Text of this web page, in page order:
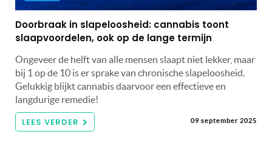
Doorbraak in slapeloosheid: cannabis toont
slaapvoordelen, ook op de lange termijn
Ongeveer de helft van alle mensen slaapt niet lekker, maar
bij 1 op de 10 is er sprake van chronische slapeloosheid.
Gelukkig blijkt cannabis daarvoor een effectieve en
langdurige remedie!
LEES VERDER 09 september 2025